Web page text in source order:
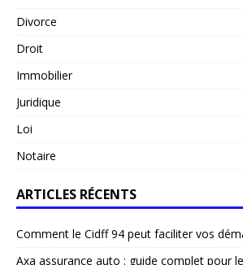
Divorce
Droit
Immobilier
Juridique
Loi
Notaire
ARTICLES RÉCENTS
Comment le Cidff 94 peut faciliter vos
Axa assurance auto : guide complet pour